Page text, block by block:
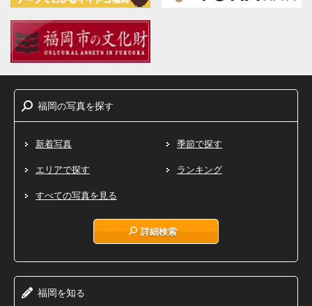
福岡の写真を探す
新着写真 季節で探す
エリアで探す ランキング
すべての写真を見る
詳細検索
福岡を知る